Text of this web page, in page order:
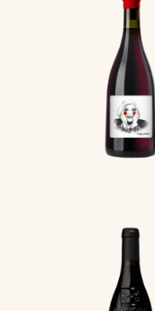
1300 €
S-TOI